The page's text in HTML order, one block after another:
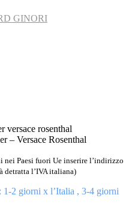
GINORI
– Versace Rosenthal
nei Paesi fuori Ue inserire l’indirizzo
detratta l’IVA italiana)
1-2 giorni x l’Italia , 3-4 giorni